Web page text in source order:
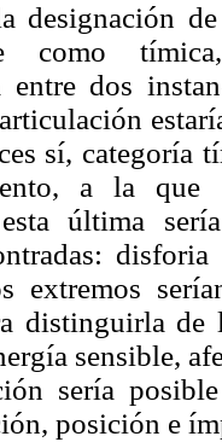
designación
como
entre dos
sí,
a la que
esta última
extremos
distinguirla
sensible,
sería
posición e